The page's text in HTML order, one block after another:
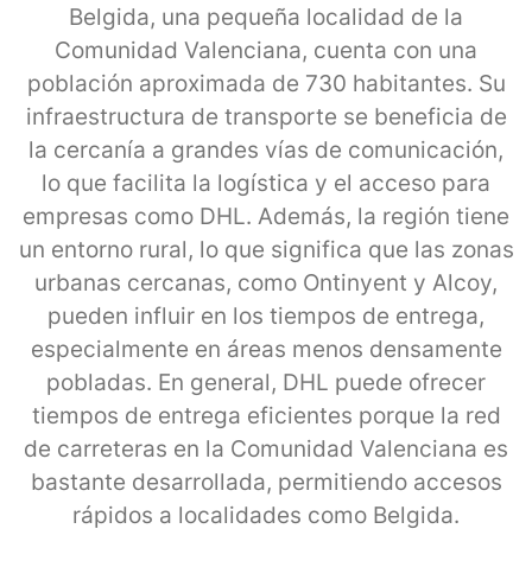
Belgida, una pequeña localidad de la
Comunidad Valenciana, cuenta con una
población aproximada de 730 habitantes. Su
infraestructura de transporte se beneficia de
la cercanía a grandes vías de comunicación,
lo que facilita la logística y el acceso para
empresas como DHL. Además, la región tiene
un entorno rural, lo que significa que las zonas
urbanas cercanas, como Ontinyent y Alcoy,
pueden influir en los tiempos de entrega,
especialmente en áreas menos densamente
pobladas. En general, DHL puede ofrecer
tiempos de entrega eficientes porque la red
de carreteras en la Comunidad Valenciana es
bastante desarrollada, permitiendo accesos
rápidos a localidades como Belgida.